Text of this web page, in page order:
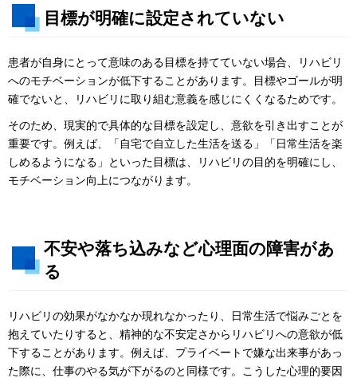
目標が明確に設定されていない
患者が自身にとって意味のある目標を持てていない場合、リハビリ
へのモチベーションが低下することがあります。目標やゴールが明
確でないと、リハビリに取り組む意義を感じにくくなるためです。
そのため、現実的で具体的な目標を設定し、意欲を引き出すことが
重要です。例えば、「自宅で自立した生活を送る」「日常生活を楽
しめるようになる」といった目標は、リハビリの目的を明確にし、
モチベーション向上につながります。
不安や落ち込みなど心理面の障害があ
る
リハビリの効果がなかなか現れなかったり、日常生活で悩みごとを
抱えていたりすると、精神的な不安定さからリハビリへの意欲が低
下することがあります。例えば、プライベートで嫌な出来事があっ
た際に、仕事のやる気が下がるのと同様です。こうした心理的要因